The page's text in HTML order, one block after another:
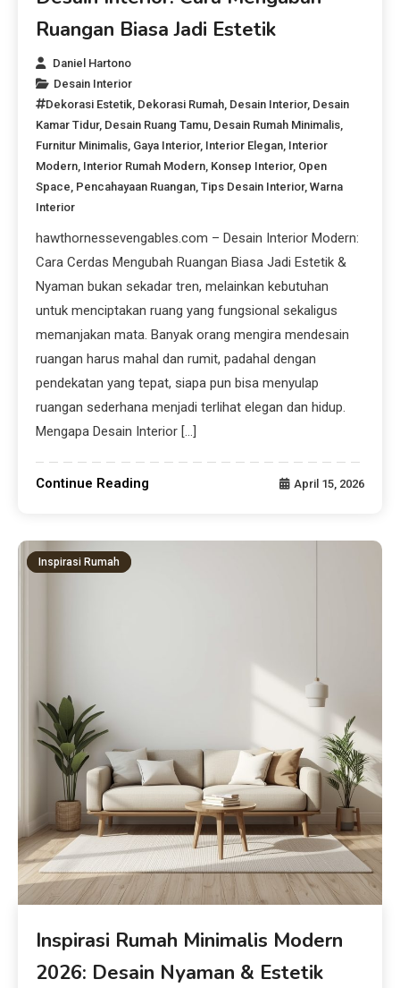
Ruangan Biasa Jadi Estetik
Daniel Hartono
Desain Interior
Dekorasi Estetik Dekorasi Rumah Desain Interior, Desain
Kamar Tidur, Desain Ruang Tamu Desain Rumah Minimalis
Furnitur Minimalis Gaya Interior, Interior Elegan Interior
Modern Interior Rumah Modern Konsep Interior, Open
Space Pencahayaan Ruangan ,Tips Desain Interior,Warna
Interior
hawthornessevengables.com – Desain Interior Modern:
Cara Cerdas Mengubah Ruangan Biasa Jadi Estetik &
Nyaman bukan sekadar tren, melainkan kebutuhan
untuk menciptakan ruang yang fungsional sekaligus
memanjakan mata. Banyak orang mengira mendesain
ruangan harus mahal dan rumit, padahal dengan
pendekatan yang tepat, siapa pun bisa menyulap
ruangan sederhana menjadi terlihat elegan dan hidup.
Mengapa Desain Interior […]
Continue Reading April 15, 2026
Inspirasi Rumah
Inspirasi Rumah Minimalis Modern
2026: Desain Nyaman & Estetik